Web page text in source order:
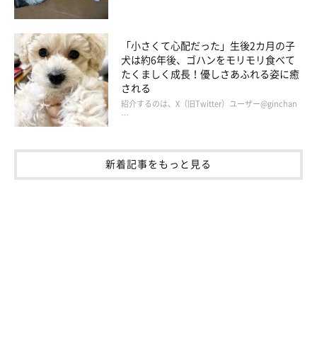
4才になったお嬢ちゃん。
@yukokorot82
コロコロした子犬時代から約4年。取材時、お嬢ちゃんは4才にな
ったのに、今はスッキリ7.8kgキープの“美スタイル”が自慢で
す」と話します。
「小さくて心配だった」生後2カ月の子
犬は約6年後、ゴハンをモリモリ食べて
たくましく成長！優しさあふれる姿に癒
される
紹介するのは、X（旧Twitter）ユーザー@ginchan
…
新着記事をもっと見る